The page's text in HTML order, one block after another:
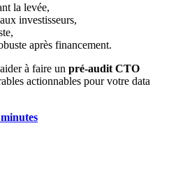
la levée,
investisseurs,
après financement.
à faire un pré-audit CTO
actionnables pour votre data